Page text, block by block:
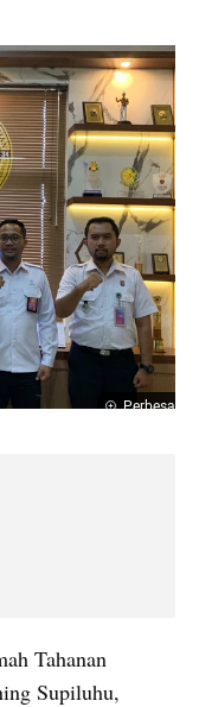
Perbesar
Tahanan
Supiluhu,